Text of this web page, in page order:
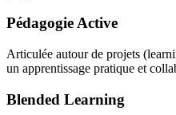
Pédagogie Active
Articulée autour de projets
un apprentissage pratique et
Blended Learning